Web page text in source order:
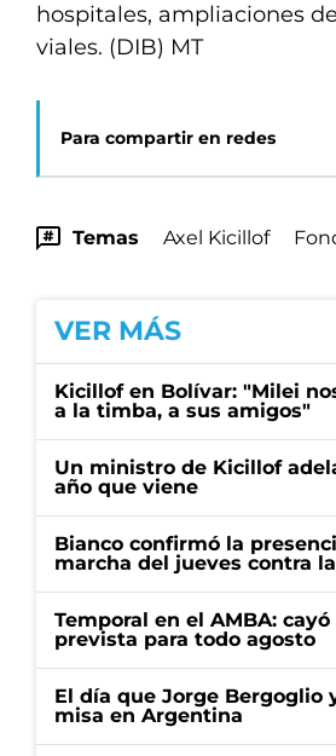
hospitales, ampliaciones
viales. (DIB) MT
Para compartir en redes
Temas Axel Kicillof
VER MÁS
Kicillof en Bolívar: "Milei
a la timba, a sus amigos"
Un ministro de Kicillof
año que viene
Bianco confirmó la
marcha del jueves contra
Temporal en el AMBA:
prevista para todo agosto
El día que Jorge Bergoglio
misa en Argentina